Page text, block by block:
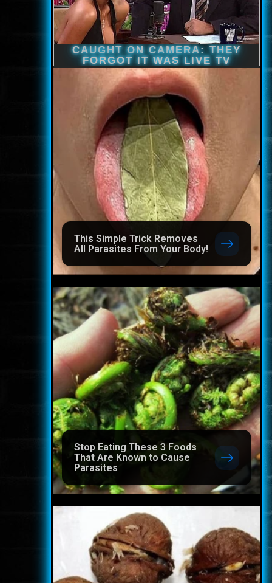
This Simple Trick Removes
All Parasites From Your Body!
Stop Eating These 3 Foods
That Are Known to Cause
Parasites